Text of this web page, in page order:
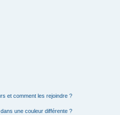
et comment les rejoindre ?
une couleur différente ?